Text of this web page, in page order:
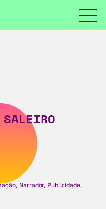
Narrador, Publicidade,